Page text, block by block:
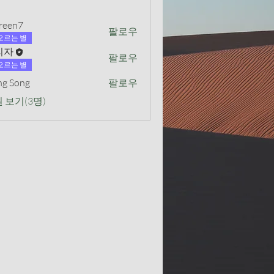
르는 별
팔로우
자
르는 별
팔로우
Song
팔로우
보기(3명)